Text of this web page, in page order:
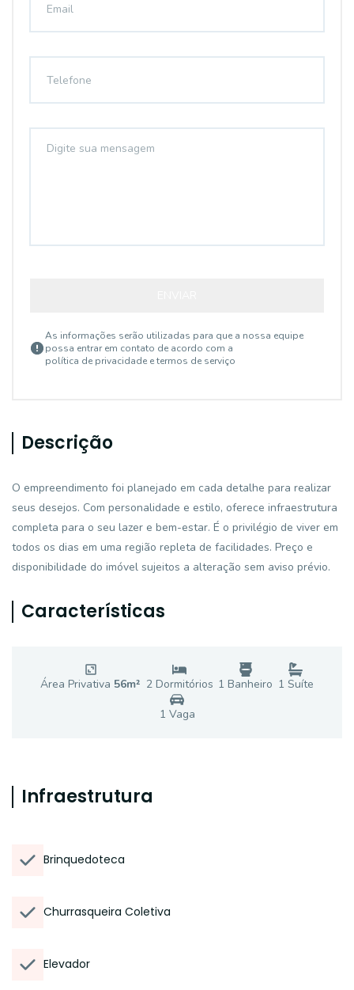
As informações serão utilizadas para que a nossa equipe
possa entrar em contato de acordo com a
política de privacidade e termos de serviço
Descrição
O empreendimento foi planejado em cada detalhe para realizar
seus desejos. Com personalidade e estilo, oferece infraestrutura
completa para o seu lazer e bem-estar. É o privilégio de viver em
todos os dias em uma região repleta de facilidades. Preço e
disponibilidade do imóvel sujeitos a alteração sem aviso prévio.
Características
Área Privativa 56m² 2Dormitórios 1 Banheiro 1 Suíte
1 Vaga
Infraestrutura
Brinquedoteca
Churrasqueira Coletiva
Elevador